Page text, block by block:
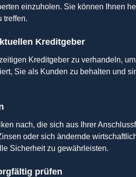
einzuholen. Sie können Ihnen
treffen.
Kreditgeber
Kreditgeber zu verhandeln,
Sie als Kunden zu behalten und
nach, die sich aus Ihrer
oder sich ändernde
Sicherheit zu gewährleisten.
prüfen